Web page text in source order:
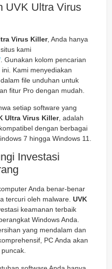
UVK Ultra Virus
Virus Killer, Anda hanya
kami
. Gunakan kolom pencarian
Kami menyediakan
file unduhan untuk
fitur Pro dengan mudah.
setiap software yang
Ultra Virus Killer, adalah
dengan berbagai
7 hingga Windows 11.
Investasi
Anda benar-benar
tercuri oleh malware. UVK
keamanan terbaik
Windows Anda.
yang mendalam dan
PC Anda akan